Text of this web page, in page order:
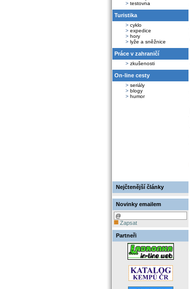
> testovna
Turistika
> cyklo
> expedice
> hory
> lyže a sněžnice
Práce v zahraničí
> zkušenosti
On-line cesty
> seriály
> blogy
> humor
Nejčtenější články
Novinky emailem
Zapsat
Partneři